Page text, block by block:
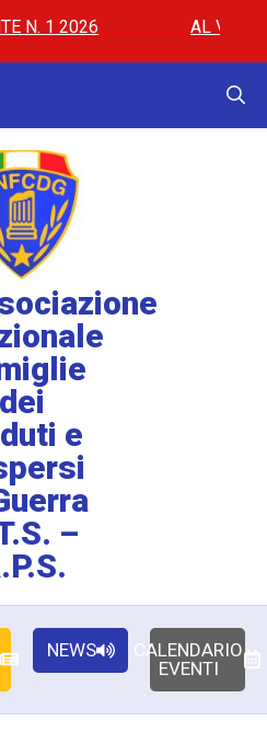
N. 1 2026............................AL VIA LE
dei
e
–
NEWS
CALENDARIO
EVENTI